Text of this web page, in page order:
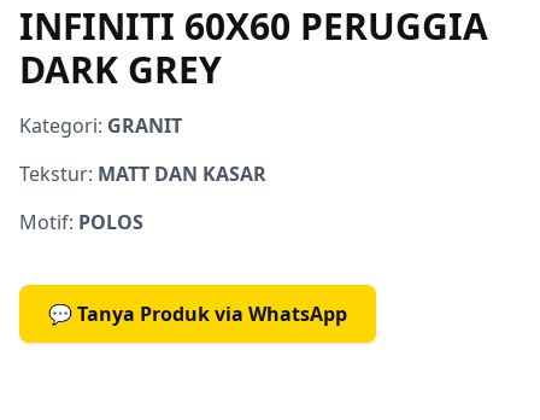
INFINITI 60X60 PERUGGIA
DARK GREY
Kategori: GRANIT
Tekstur: MATT DAN KASAR
Motif: POLOS
💬 Tanya Produk via WhatsApp